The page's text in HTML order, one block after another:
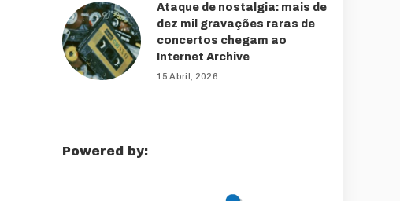
Ataque de nostalgia: mais de
dez mil gravações raras de
concertos chegam ao
Internet Archive
15 Abril, 2026
Powered by: